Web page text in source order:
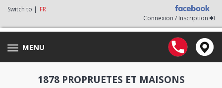
Switch to | FR
Connexion / Inscription
Toggle
navigation
MENU
1878 PROPRUETES ET MAISONS